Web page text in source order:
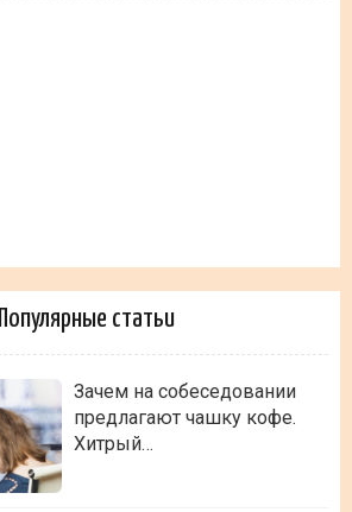
Популярные статьи
Зачем на собеседовании
предлагают чашку кофе.
Хитрый…